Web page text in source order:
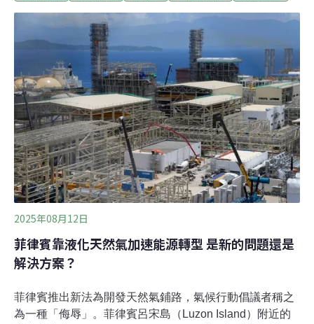
標。這些零件在黑市上需求龐大，價格相當可觀。
2025年08月12日
菲律賓靠液化天然氣加速能源轉型 是新的問題還是
解決方案？
菲律賓推出新法為開發天然氣鋪路，氣候行動倡議者稱之
為一種「侮辱」。菲律賓呂宋島（Luzon Island）附近的